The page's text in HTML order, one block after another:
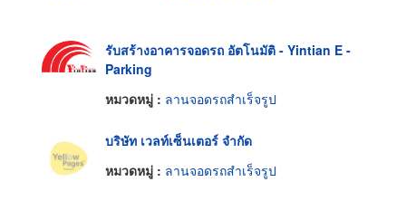
รับสร้างอาคารจอดรถ อัตโนมัติ - Yintian E -
Parking
หมวดหมู่ : ลานจอดรถสำเร็จรูป
บริษัท เวลท์เซ็นเตอร์ จำกัด
หมวดหมู่ : ลานจอดรถสำเร็จรูป